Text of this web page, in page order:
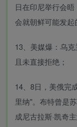
日在印尼举行会
会就朝鲜可能发起
13、美媒爆：乌
且未直接拒绝；
14、8日，美俄完
里纳"。布特曾是
成尼古拉斯·凯奇